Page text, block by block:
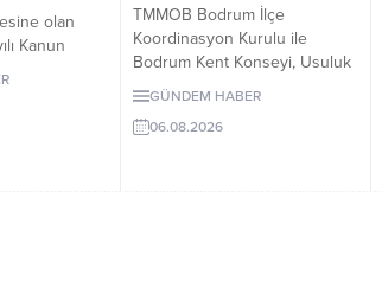
olan
Kanun
29 tecil
48 aya,
TMMOB Bodrum İlçe
Koordinasyon Kurulu ile
Bodrum Kent Konseyi, Usuluk
Tabiat Parkı’ndaki “flamingo
dayandığı izinlerin
GÜNDEM HABER
06.08.2026